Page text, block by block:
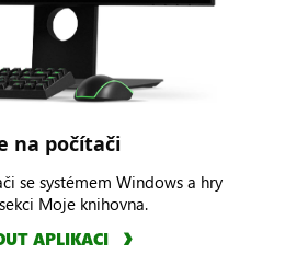
na počítači
se systémem Windows a hry
Moje knihovna.
APLIKACI